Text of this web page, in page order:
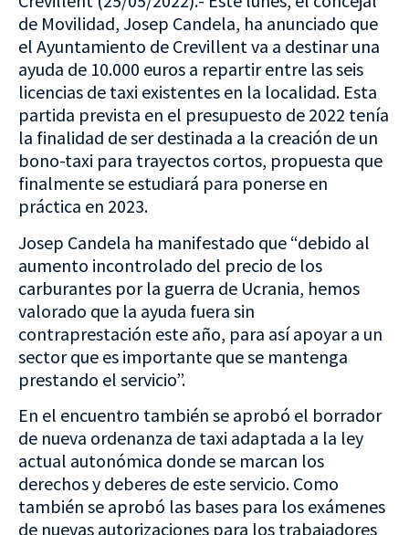
de Movilidad, Josep Candela, ha anunciado que
el Ayuntamiento de Crevillent va a destinar una
ayuda de 10.000 euros a repartir entre las seis
licencias de taxi existentes en la localidad. Esta
partida prevista en el presupuesto de 2022 tenía
la finalidad de ser destinada a la creación de un
bono-taxi para trayectos cortos, propuesta que
finalmente se estudiará para ponerse en
práctica en 2023.
Josep Candela ha manifestado que “debido al
aumento incontrolado del precio de los
carburantes por la guerra de Ucrania, hemos
valorado que la ayuda fuera sin
contraprestación este año, para así apoyar a un
sector que es importante que se mantenga
prestando el servicio”.
En el encuentro también se aprobó el borrador
de nueva ordenanza de taxi adaptada a la ley
actual autonómica donde se marcan los
derechos y deberes de este servicio. Como
también se aprobó las bases para los exámenes
de nuevas autorizaciones para los trabajadores